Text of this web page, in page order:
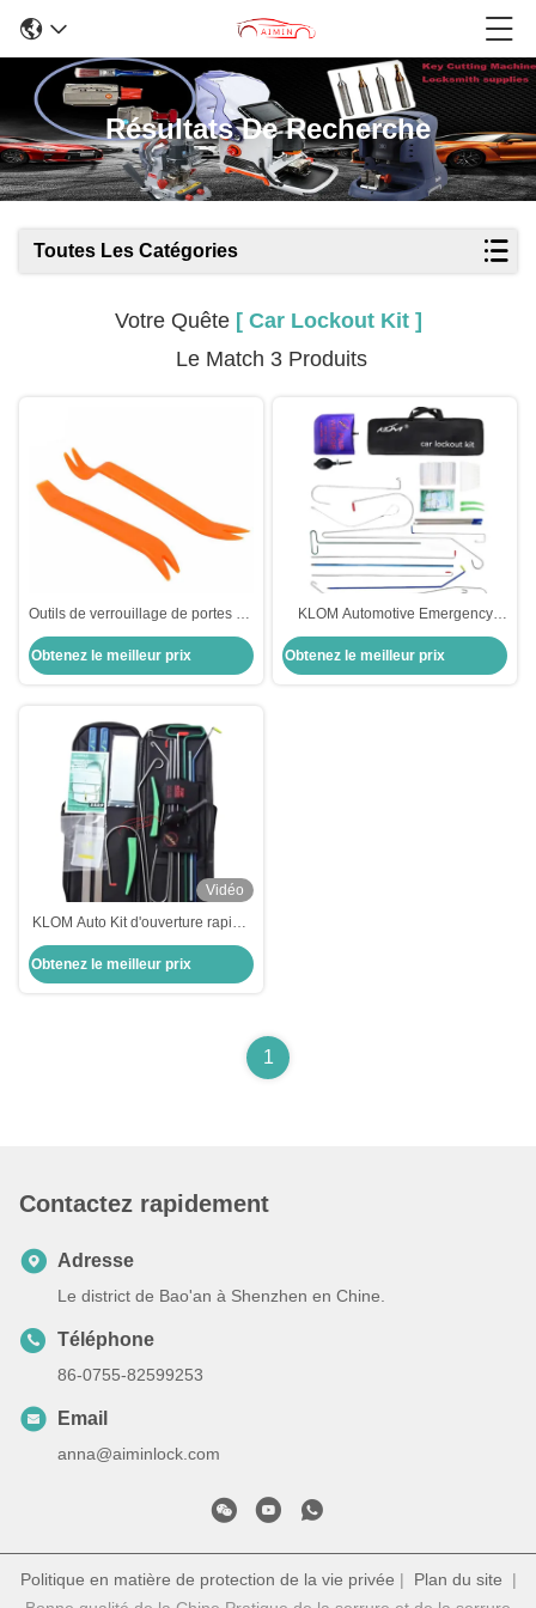
Résultats De Recherche
Toutes Les Catégories
Votre Quête [ Car Lockout Kit ]
Le Match 3 Produits
Outils de verrouillage de portes en
plastique ouvertes ouvertes
ouvertes ouvertes ouvertes
ouvertes ouvertes ouvertes
ouvertes ouvertes ouvertes
ouvertes ouvertes ouvertes
ouvertes ouvertes
Obtenez le meilleur prix
KLOM Automotive Emergency
Quick Open Kit Outil de serrurier
de voiture de haute qualité
Obtenez le meilleur prix
Vidéo
KLOM Auto Kit d'ouverture rapide
fournitures de serrurerie de haute
qualité pour un accès rapide aux
serrures
Obtenez le meilleur prix
1
Contactez rapidement
Adresse
Le district de Bao'an à Shenzhen en Chine.
Téléphone
86-0755-82599253
Email
anna@aiminlock.com
Politique en matière de protection de la vie privée | Plan du site |